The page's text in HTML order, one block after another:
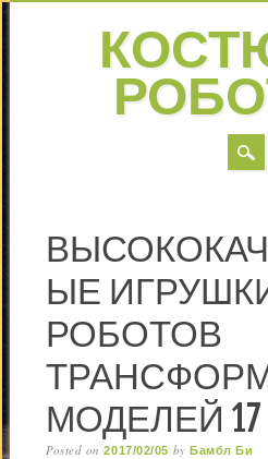
ЫЕ
РОБОТОВ
МОДЕЛЕЙ
Posted on2017/02/05 byБамбл Би